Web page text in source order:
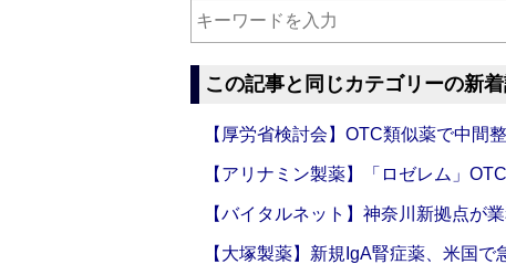
この記事と同じカテゴリーの新
【厚労省検討会】OTC類似薬で中間
【アリナミン製薬】「ロゼレム」
【バイタルネット】神奈川新拠点が
【大塚製薬】新規IgA腎症薬、米国で